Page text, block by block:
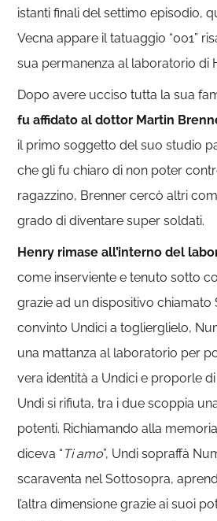
istanti finali del settimo episodio,
Vecna appare il tatuaggio “001”
sua permanenza al laboratorio di
Dopo avere ucciso tutta la sua
fu affidato al dottor Martin
il primo soggetto del suo studio
che gli fu chiaro di non poter
ragazzino, Brenner cercò altri
grado di diventare super soldati.
Henry rimase all’interno del
come inserviente e tenuto sotto
grazie ad un dispositivo chiamato
convinto Undici a toglierglielo,
una mattanza al laboratorio per
vera identità a Undici e proporle
Undi si rifiuta, tra i due scoppia
potenti. Richiamando alla
diceva “ Ti amo”, Undi sopraffà
scaraventa nel Sottosopra,
l’altra dimensione grazie ai suoi